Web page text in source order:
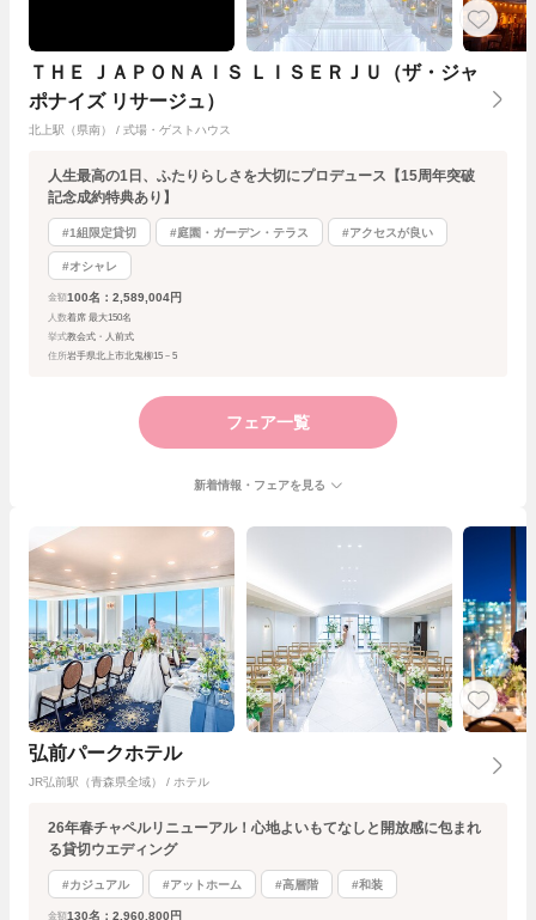
ＴＨＥ ＪＡＰＯＮＡＩＳ ＬＩＳＥＲＪＵ（ザ・ジャ
ポナイズ リサージュ）
北上駅（県南） / 式場・ゲストハウス
人生最高の1日、ふたりらしさを大切にプロデュース【15周年突破
記念成約特典あり】
#1組限定貸切 #庭園・ガーデン・テラス #アクセスが良い
#オシャレ
金額 100名：2,589,004円
人数着席 最大150名
挙式教会式・人前式
住所岩手県北上市北鬼柳15－5
フェア一覧
新着情報・フェアを見る
弘前パークホテル
JR弘前駅（青森県全域） / ホテル
26年春チャペルリニューアル！心地よいもてなしと開放感に包まれ
る貸切ウエディング
#カジュアル #アットホーム #高層階 #和装
金額 130名：2,960,800円